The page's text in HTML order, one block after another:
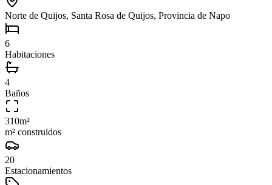
Norte de Quijos, Santa Rosa de Quijos, Provincia de Napo
6
Habitaciones
4
Baños
310m²
m² construidos
20
Estacionamientos